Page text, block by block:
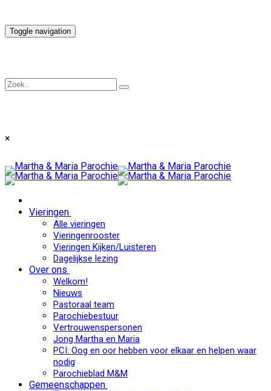
Toggle navigation
×
Vieringen
Alle vieringen
Vieringenrooster
Vieringen Kijken/Luisteren
Dagelijkse lezing
Over ons
Welkom!
Nieuws
Pastoraal team
Parochiebestuur
Vertrouwenspersonen
Jong Martha en Maria
PCI: Oog en oor hebben voor elkaar en helpen waar
nodig
Parochieblad M&M
Gemeenschappen